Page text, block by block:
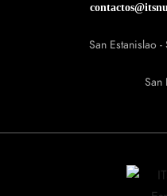
San Estanislao
San